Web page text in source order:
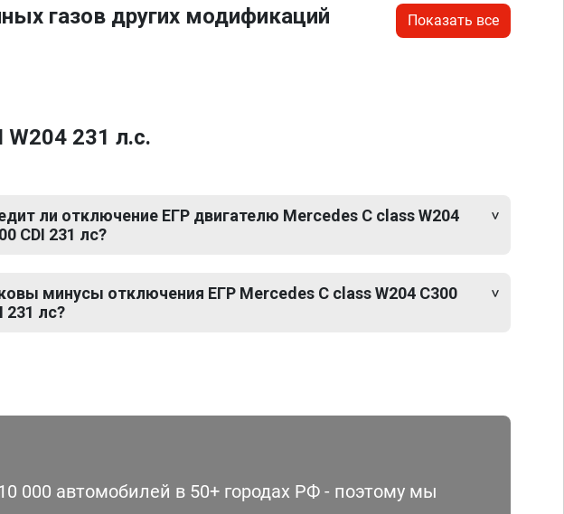
газов других модификаций
Показать все
231 л.с.
ли отключение ЕГР двигателю Mercedes C class W204
CDI 231 лс?
минусы отключения ЕГР Mercedes C class W204 C300
231 лс?
000 автомобилей в 50+ городах РФ - поэтому мы